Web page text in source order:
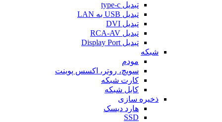
تبدیل type-c
تبدیل USB به LAN
تبدیل DVI
تبدیل RCA-AV
تبدیل Display Port
شبکه
مودم
سویچ، روتر، اکسس پوینت
کارت شبکه
کابل شبکه
ذخیره سازی
هارد دیسک
SSD